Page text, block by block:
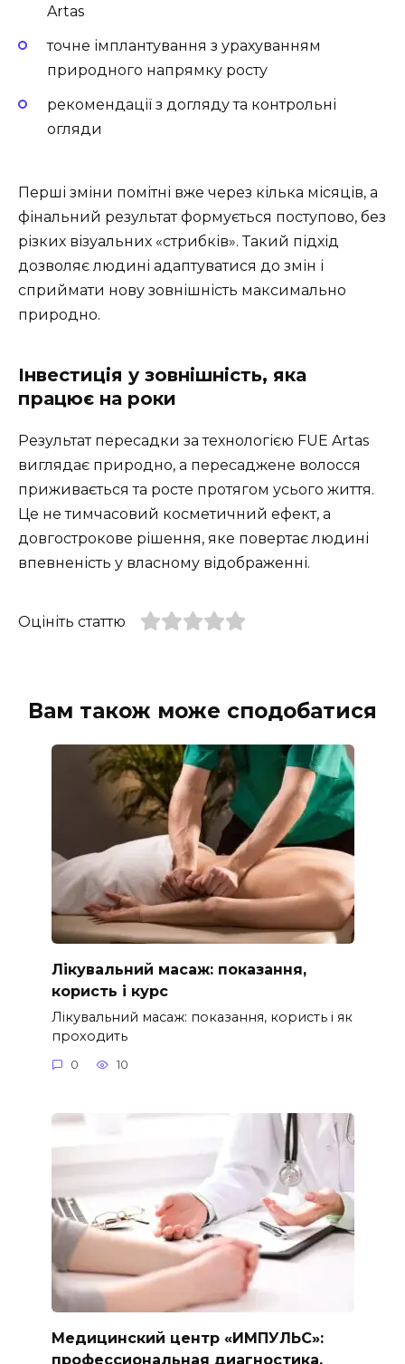
Artas
точне імплантування з урахуванням
природного напрямку росту
рекомендації з догляду та контрольні
огляди
Перші зміни помітні вже через кілька місяців, а
фінальний результат формується поступово, без
різких візуальних «стрибків». Такий підхід
дозволяє людині адаптуватися до змін і
сприймати нову зовнішність максимально
природно.
Інвестиція у зовнішність, яка
працює на роки
Результат пересадки за технологією FUE Artas
виглядає природно, а пересаджене волосся
приживається та росте протягом усього життя.
Це не тимчасовий косметичний ефект, а
довгострокове рішення, яке повертає людині
впевненість у власному відображенні.
Оцініть статтю
Вам також може сподобатися
Лікувальний масаж: показання,
користь і курс
Лікувальний масаж: показання, користь і як
проходить
0 10
Медицинский центр «ИМПУЛЬС»:
профессиональная диагностика,